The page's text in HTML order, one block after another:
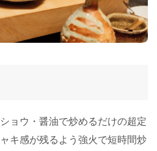
ョウ・醤油で炒めるだけの超定
キ感が残るよう強火で短時間炒